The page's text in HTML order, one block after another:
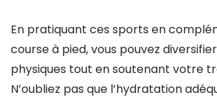
En pratiquant ces sports en
course à pied, vous pouvez
physiques tout en soutenant votre
N’oubliez pas que l’hydratation